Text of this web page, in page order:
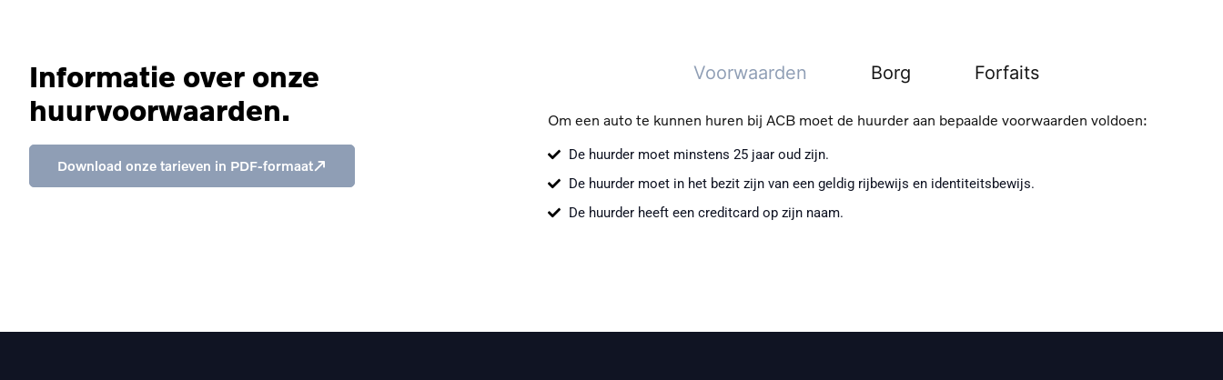
Informatie over onze
huurvoorwaarden.
Download onze tarieven in PDF-formaat
Voorwaarden Borg Forfaits
Om een auto te kunnen huren bij ACB moet de huurder aan bepaalde voorwaarden voldoen:
De huurder moet minstens 25 jaar oud zijn.
De huurder moet in het bezit zijn van een geldig rijbewijs en identiteitsbewijs.
De huurder heeft een creditcard op zijn naam.